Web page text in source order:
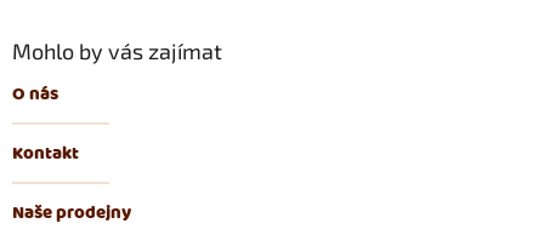
Mohlo by vás zajímat
O nás
Kontakt
Naše prodejny